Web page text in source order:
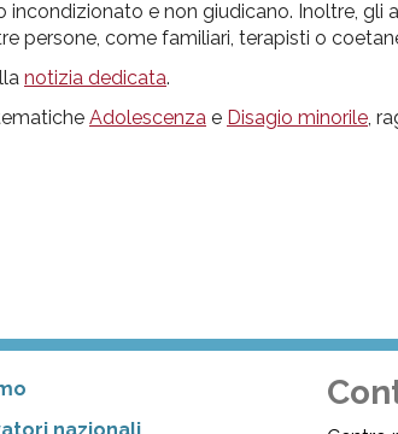
e non giudicano. Inoltre, gli
persone, come familiari, terapisti o
notizia dedicata.
Adolescenza e Disagio minorile ,